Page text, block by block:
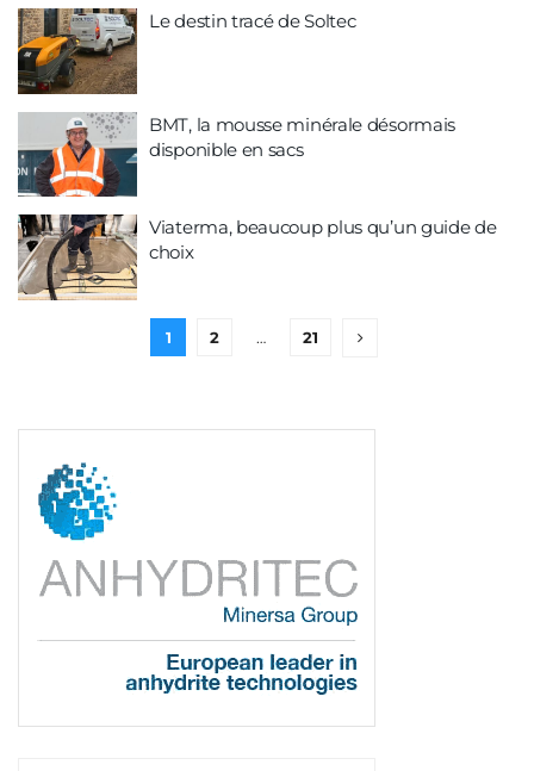
Le destin tracé de Soltec
BMT, la mousse minérale désormais
disponible en sacs
Viaterma, beaucoup plus qu’un guide de
choix
1 2 … 21